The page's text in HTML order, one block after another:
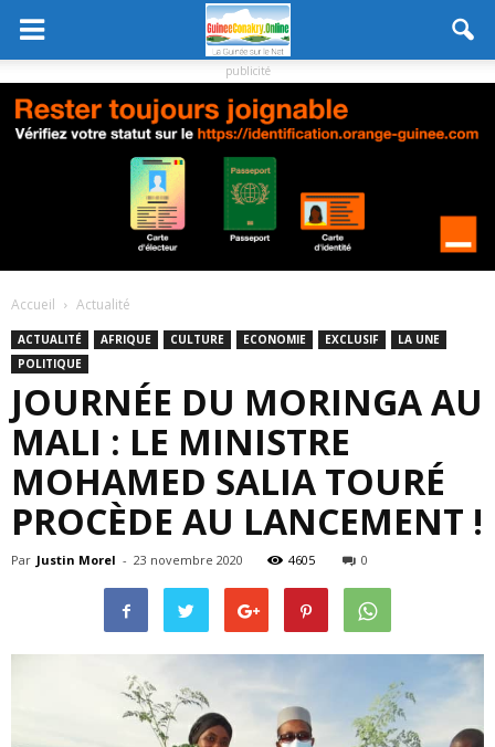
publicité
Accueil Actualité
ACTUALITÉ AFRIQUE CULTURE ECONOMIE EXCLUSIF
LA UNE
POLITIQUE
JOURNÉE DU MORINGA AU
MALI : LE MINISTRE
MOHAMED SALIA TOURÉ
PROCÈDE AU LANCEMENT !
Par Justin Morel - 23 novembre 2020 4605 0